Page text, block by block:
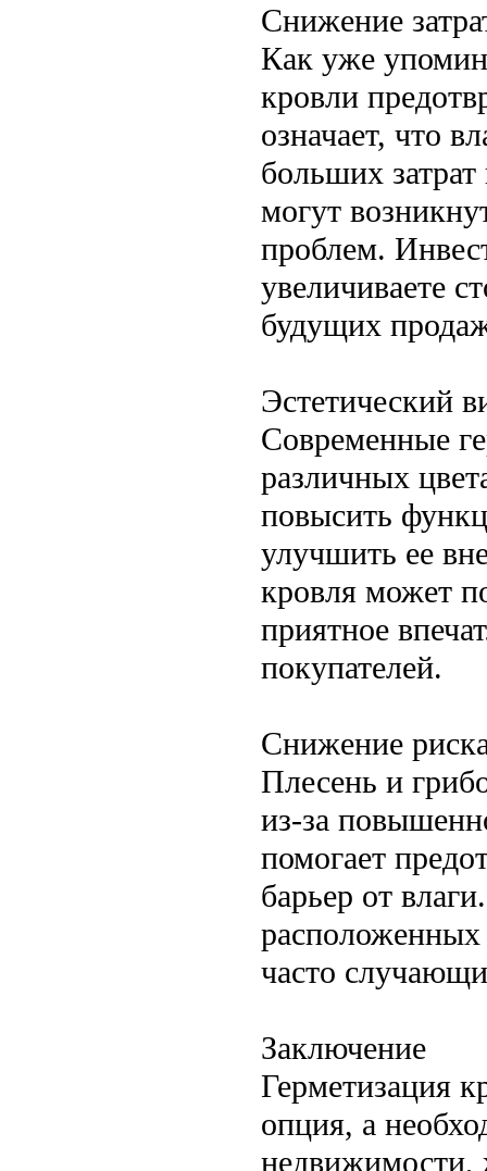
Снижение
Как уже
кровли
означает, что
больших
могут
проблем.
увеличиваете
будущих
Эстетический
Современные
различных
повысить
улучшить ее
кровля может
приятное
покупателей.
Снижение
Плесень и
из-за
помогает
барьер от
часто
Заключение
Герметизация
опция, а
недвижимости,